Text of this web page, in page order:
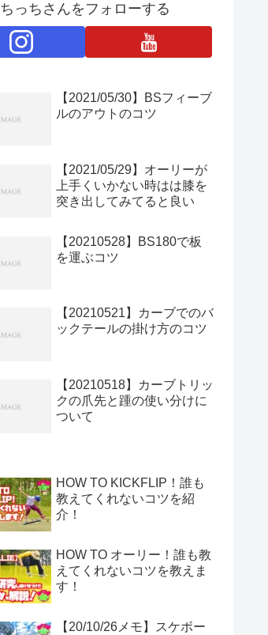
ちっちさんをフォローする
【2021/05/30】BSフィーブ
ルのアウトのコツ
【2021/05/29】オーリーが
上手くいかない時はは膝を
突き出してみてると良い
【20210528】BS180で板
を運ぶコツ
【20210521】カーブでのバ
ックテールの掛け方のコツ
【20210518】カーブトリッ
クの爪先と踵の使い分けに
ついて
HOW TO KICKFLIP！誰も
教えてくれないコツを紹
介！
HOW TO オーリー！誰も教
えてくれないコツを教えま
す！
【20/10/26メモ】スケボー